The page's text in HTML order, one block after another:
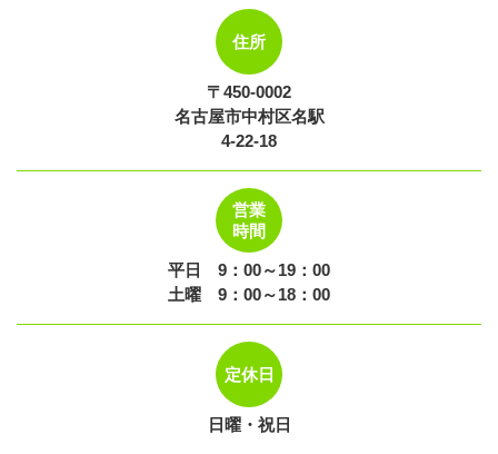
住所
〒450-0002
名古屋市中村区名駅
4-22-18
営業
時間
平日 9：00～19：00
土曜 9：00～18：00
定休日
日曜・祝日